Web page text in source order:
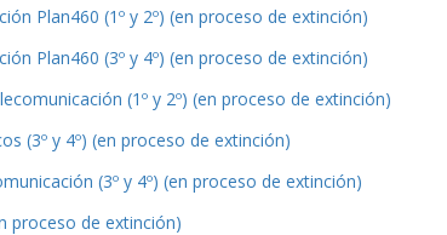
Plan460 (1º y 2º) (en proceso de extinción)
Plan460 (3º y 4º) (en proceso de extinción)
(1º y 2º) (en proceso de extinción)
(3º y 4º) (en proceso de extinción)
(3º y 4º) (en proceso de extinción)
proceso de extinción)